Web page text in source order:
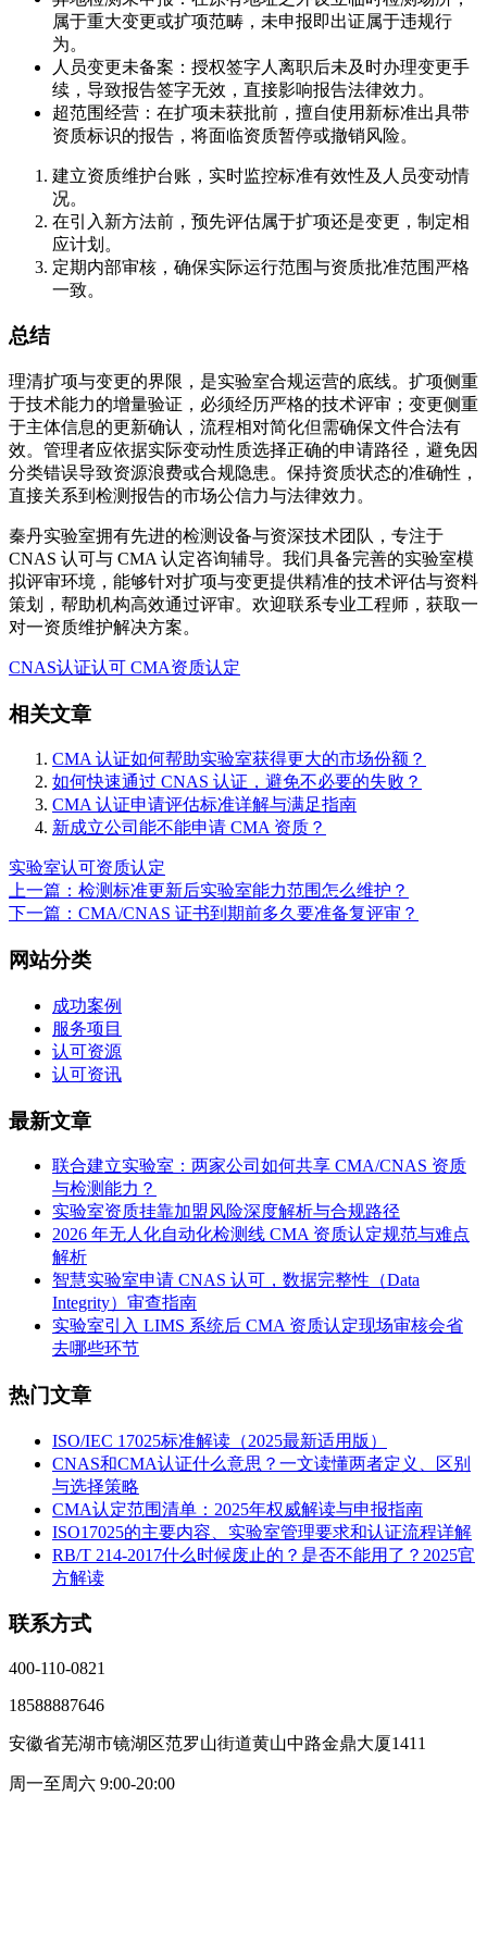
属于重大变更或扩项范畴，未申报即出证属于违规行
为。
人员变更未备案：授权签字人离职后未及时办理变更手
续，导致报告签字无效，直接影响报告法律效力。
超范围经营：在扩项未获批前，擅自使用新标准出具带
资质标识的报告，将面临资质暂停或撤销风险。
建立资质维护台账，实时监控标准有效性及人员变动情
况。
在引入新方法前，预先评估属于扩项还是变更，制定相
应计划。
定期内部审核，确保实际运行范围与资质批准范围严格
一致。
总结
理清扩项与变更的界限，是实验室合规运营的底线。扩项侧重
于技术能力的增量验证，必须经历严格的技术评审；变更侧重
于主体信息的更新确认，流程相对简化但需确保文件合法有
效。管理者应依据实际变动性质选择正确的申请路径，避免因
分类错误导致资源浪费或合规隐患。保持资质状态的准确性，
直接关系到检测报告的市场公信力与法律效力。
秦丹实验室拥有先进的检测设备与资深技术团队，专注于
CNAS 认可与 CMA 认定咨询辅导。我们具备完善的实验室模
拟评审环境，能够针对扩项与变更提供精准的技术评估与资料
策划，帮助机构高效通过评审。欢迎联系专业工程师，获取一
对一资质维护解决方案。
CNAS认证认可 CMA资质认定
相关文章
CMA 认证如何帮助实验室获得更大的市场份额？
如何快速通过 CNAS 认证，避免不必要的失败？
CMA 认证申请评估标准详解与满足指南
新成立公司能不能申请 CMA 资质？
实验室认可资质认定
上一篇：检测标准更新后实验室能力范围怎么维护？
下一篇：CMA/CNAS 证书到期前多久要准备复评审？
网站分类
成功案例
服务项目
认可资源
认可资讯
最新文章
联合建立实验室：两家公司如何共享 CMA/CNAS 资质
与检测能力？
实验室资质挂靠加盟风险深度解析与合规路径
2026 年无人化自动化检测线 CMA 资质认定规范与难点
解析
智慧实验室申请 CNAS 认可，数据完整性（Data
Integrity）审查指南
实验室引入 LIMS 系统后 CMA 资质认定现场审核会省
去哪些环节
热门文章
ISO/IEC 17025标准解读（2025最新适用版）
CNAS和CMA认证什么意思？一文读懂两者定义、区别
与选择策略
CMA认定范围清单：2025年权威解读与申报指南
ISO17025的主要内容、实验室管理要求和认证流程详解
RB/T 214-2017什么时候废止的？是否不能用了？2025官
方解读
联系方式
400-110-0821
18588887646
安徽省芜湖市镜湖区范罗山街道黄山中路金鼎大厦1411
周一至周六 9:00-20:00